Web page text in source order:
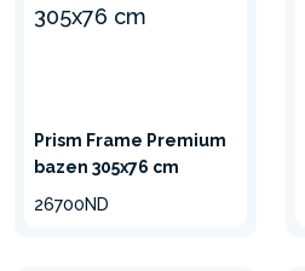
Prism Frame Premium
bazen 305x76 cm
26700ND